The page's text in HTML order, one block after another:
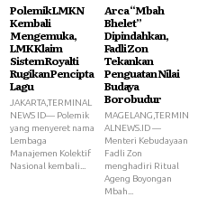
Polemik LMKN
Kembali
Mengemuka,
LMK Klaim
Sistem Royalti
Rugikan Pencipta
Lagu
JAKARTA,TERMINAL
NEWS ID— Polemik
yang menyeret nama
Lembaga
Manajemen Kolektif
Nasional kembali...
Arca “Mbah
Bhelet”
Dipindahkan,
Fadli Zon
Tekankan
Penguatan Nilai
Budaya
Borobudur
MAGELANG,TERMIN
ALNEWS.ID —
Menteri Kebudayaan
Fadli Zon
menghadiri Ritual
Ageng Boyongan
Mbah...